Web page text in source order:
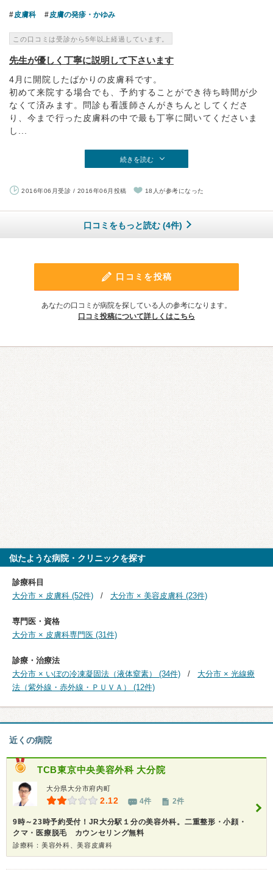
皮膚科 皮膚の発疹・かゆみ
この口コミは受診から5年以上経過しています。
先生が優しく丁寧に説明して下さいます
4月に開院したばかりの皮膚科です。
初めて来院する場合でも、予約することができ待ち時間が少
なくて済みます。問診も看護師さんがきちんとしてくださ
り、今まで行った皮膚科の中で最も丁寧に聞いてくださいま
し...
続きを読む
2016年06月受診 / 2016年06月投稿 18人が参考になった
口コミをもっと読む (4件)
口コミを投稿
あなたの口コミが病院を探している人の参考になります。
口コミ投稿について詳しくはこちら
似たような病院・クリニックを探す
診療科目
大分市 × 皮膚科 (52件)
大分市 × 美容皮膚科 (23件)
専門医・資格
大分市 × 皮膚科専門医 (31件)
診療・治療法
大分市 × いぼの冷凍凝固法（液体窒素） (34件)
大分市 × 光線療
法（紫外線・赤外線・ＰＵＶＡ） (12件)
近くの病院
TCB東京中央美容外科 大分院
大分県大分市府内町
2.12 4件 2件
9時～23時予約受付！JR大分駅１分の美容外科。二重整形・小顔・
クマ・医療脱毛 カウンセリング無料
診療科：美容外科、美容皮膚科